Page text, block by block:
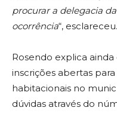
procurar a delegacia
ocorrência“, esclareceu.
Rosendo explica
inscrições abertas
habitacionais no
dúvidas através do